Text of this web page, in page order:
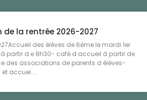
la rentrée 2026-2027
des élèves de 6ème le mardi 1er
à partir d e 8h30- café d accueil à partir de
des associations de parents d élèves-
accuei ...